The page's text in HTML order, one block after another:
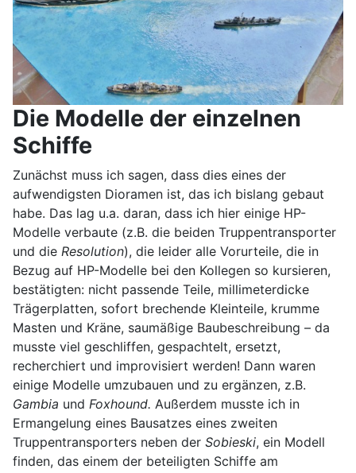
Die Modelle der einzelnen
Schiffe
Zunächst muss ich sagen, dass dies eines der
aufwendigsten Dioramen ist, das ich bislang gebaut
habe. Das lag u.a. daran, dass ich hier einige HP-
Modelle verbaute (z.B. die beiden Truppentransporter
und die Resolution), die leider alle Vorurteile, die in
Bezug auf HP-Modelle bei den Kollegen so kursieren,
bestätigten: nicht passende Teile, millimeterdicke
Trägerplatten, sofort brechende Kleinteile, krumme
Masten und Kräne, saumäßige Baubeschreibung – da
musste viel geschliffen, gespachtelt, ersetzt,
recherchiert und improvisiert werden! Dann waren
einige Modelle umzubauen und zu ergänzen, z.B.
Gambia und Foxhound. Außerdem musste ich in
Ermangelung eines Bausatzes eines zweiten
Truppentransporters neben der Sobieski, ein Modell
finden, das einem der beteiligten Schiffe am